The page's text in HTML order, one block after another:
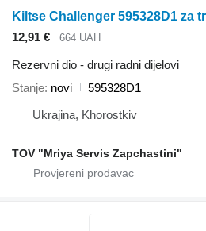
Kiltse Challenger 595328D1 za
12,91 €
664 UAH
Rezervni dio - drugi radni dijelovi
Stanje novi
595328D1
Ukrajina, Khorostkiv
TOV "Mriya Servis Zapchastini"